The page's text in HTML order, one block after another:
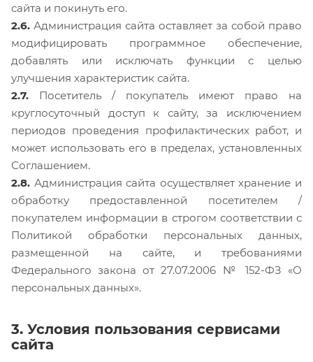
сайта и покинуть его.
2.6. Администрация сайта оставляет за собой право
модифицировать программное обеспечение,
добавлять или исключать функции с целью
улучшения характеристик сайта.
2.7. Посетитель / покупатель имеют право на
круглосуточный доступ к сайту, за исключением
периодов проведения профилактических работ, и
может использовать его в пределах, установленных
Соглашением.
2.8. Администрация сайта осуществляет хранение и
обработку предоставленной посетителем /
покупателем информации в строгом соответствии с
Политикой обработки персональных данных,
размещенной на сайте, и требованиями
Федерального закона от 27.07.2006 № 152-ФЗ «О
персональных данных».
3. Условия пользования сервисами
сайта